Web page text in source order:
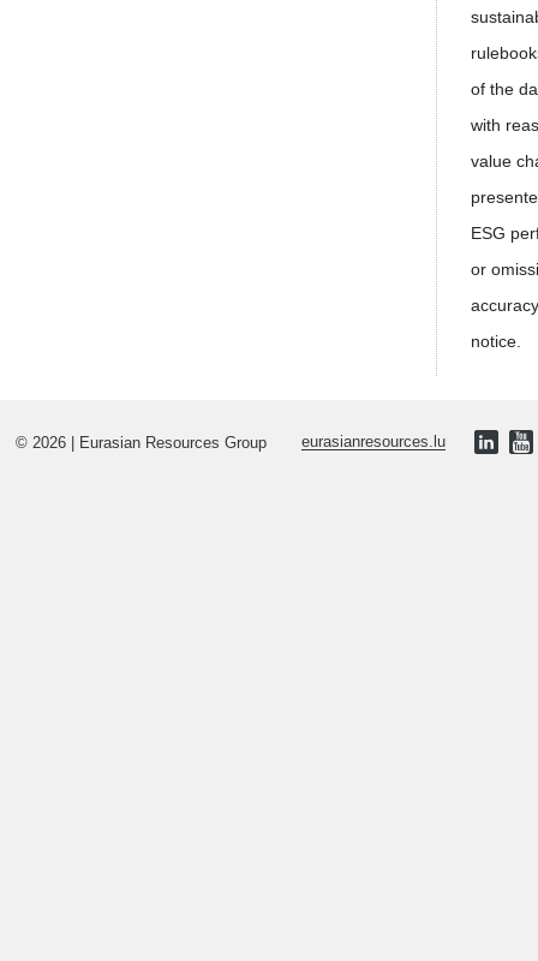
of the
with
value
ESG
or
notice.
© 2026 | Eurasian Resources Group eurasianresources.lu